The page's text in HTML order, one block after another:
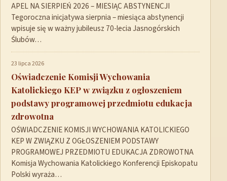
APEL NA SIERPIEŃ 2026 – MIESIĄC ABSTYNENCJI
Tegoroczna inicjatywa sierpnia – miesiąca abstynencji
wpisuje się w ważny jubileusz 70-lecia Jasnogórskich
Ślubów…
23 lipca 2026
Oświadczenie Komisji Wychowania
Katolickiego KEP w związku z ogłoszeniem
podstawy programowej przedmiotu edukacja
zdrowotna
OŚWIADCZENIE KOMISJI WYCHOWANIA KATOLICKIEGO
KEP W ZWIĄZKU Z OGŁOSZENIEM PODSTAWY
PROGRAMOWEJ PRZEDMIOTU EDUKACJA ZDROWOTNA
Komisja Wychowania Katolickiego Konferencji Episkopatu
Polski wyraża…